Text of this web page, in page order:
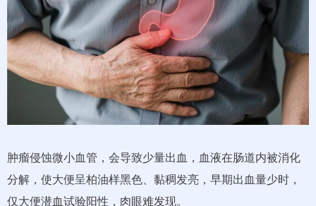
肿瘤侵蚀微小血管，会导致少量出血，血液在肠道内被消化
分解，使大便呈柏油样黑色、黏稠发亮，早期出血量少时，
仅大便潜血试验阳性，肉眼难发现。